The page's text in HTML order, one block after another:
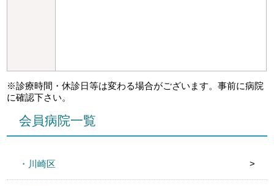
※診療時間・休診日等は変わる場合がございます。事前に病院
に確認下さい。
会員病院一覧
・川崎区